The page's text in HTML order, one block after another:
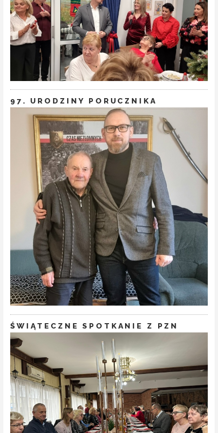
97. URODZINY PORUCZNIKA
ŚWIĄTECZNE SPOTKANIE Z PZN